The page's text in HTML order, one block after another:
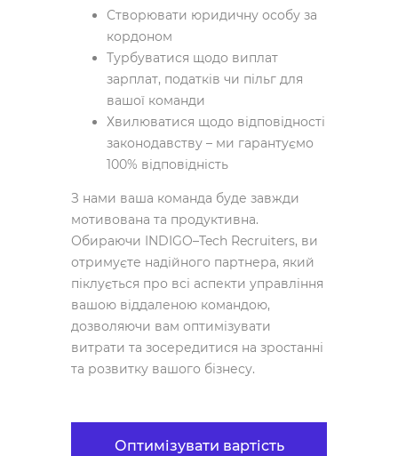
Створювати юридичну особу за
кордоном
Турбуватися щодо виплат
зарплат, податків чи пільг для
вашої команди
Хвилюватися щодо відповідності
законодавству – ми гарантуємо
100% відповідність
З нами ваша команда буде завжди
мотивована та продуктивна.
Обираючи INDIGO–Tech Recruiters, ви
отримуєте надійного партнера, який
піклується про всі аспекти управління
вашою віддаленою командою,
дозволяючи вам оптимізувати
витрати та зосередитися на зростанні
та розвитку вашого бізнесу.
Оптимізувати вартість